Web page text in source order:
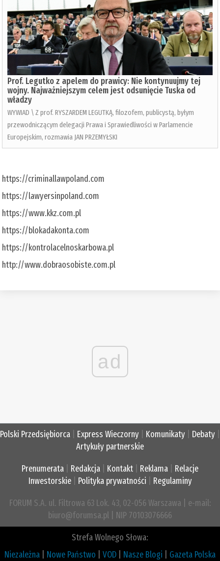
Prof. Legutko z apelem do prawicy: Nie kontynuujmy tej
wojny. Najważniejszym celem jest odsunięcie Tuska od
władzy
WYWIAD \ Z prof. RYSZARDEM LEGUTKĄ, filozofem, publicystą, byłym
przewodniczącym delegacji Prawa i Sprawiedliwości w Parlamencie
Europejskim, rozmawia JAN PRZEMYŁSKI
https://criminallawpoland.com
https://lawyersinpoland.com
https://www.kkz.com.pl
https://blokadakonta.com
https://kontrolacelnoskarbowa.pl
http://www.dobraosobiste.com.pl
ad
Polski Przedsiębiorca Express Wieczorny Komunikaty Debaty
Artykuły partnerskie
Prenumerata Redakcja Kontakt Reklama
Relacje
Inwestorskie| Polityka prywatności Regulaminy
FORUM S.A. ul. Filtrowa 63 Lok. 43, 02-056 Warszawa | e-mail:
biuro@forumsa.pl | NIP 70103076666
Strefa Wolnego Słowa:
Niezależna
Nowe Państwo VOD Nasze Blogi Gazeta Polska